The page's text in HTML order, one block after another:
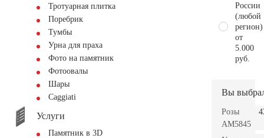
Тротуарная плитка
Поребрик
Тумбы
Урна для праха
Фото на памятник
Фотоовалы
Шары
Сaggiati
Услуги
Памятник в 3D
России
(любой
регион)
от
5.000
руб.
Вы
Розы
AM5845